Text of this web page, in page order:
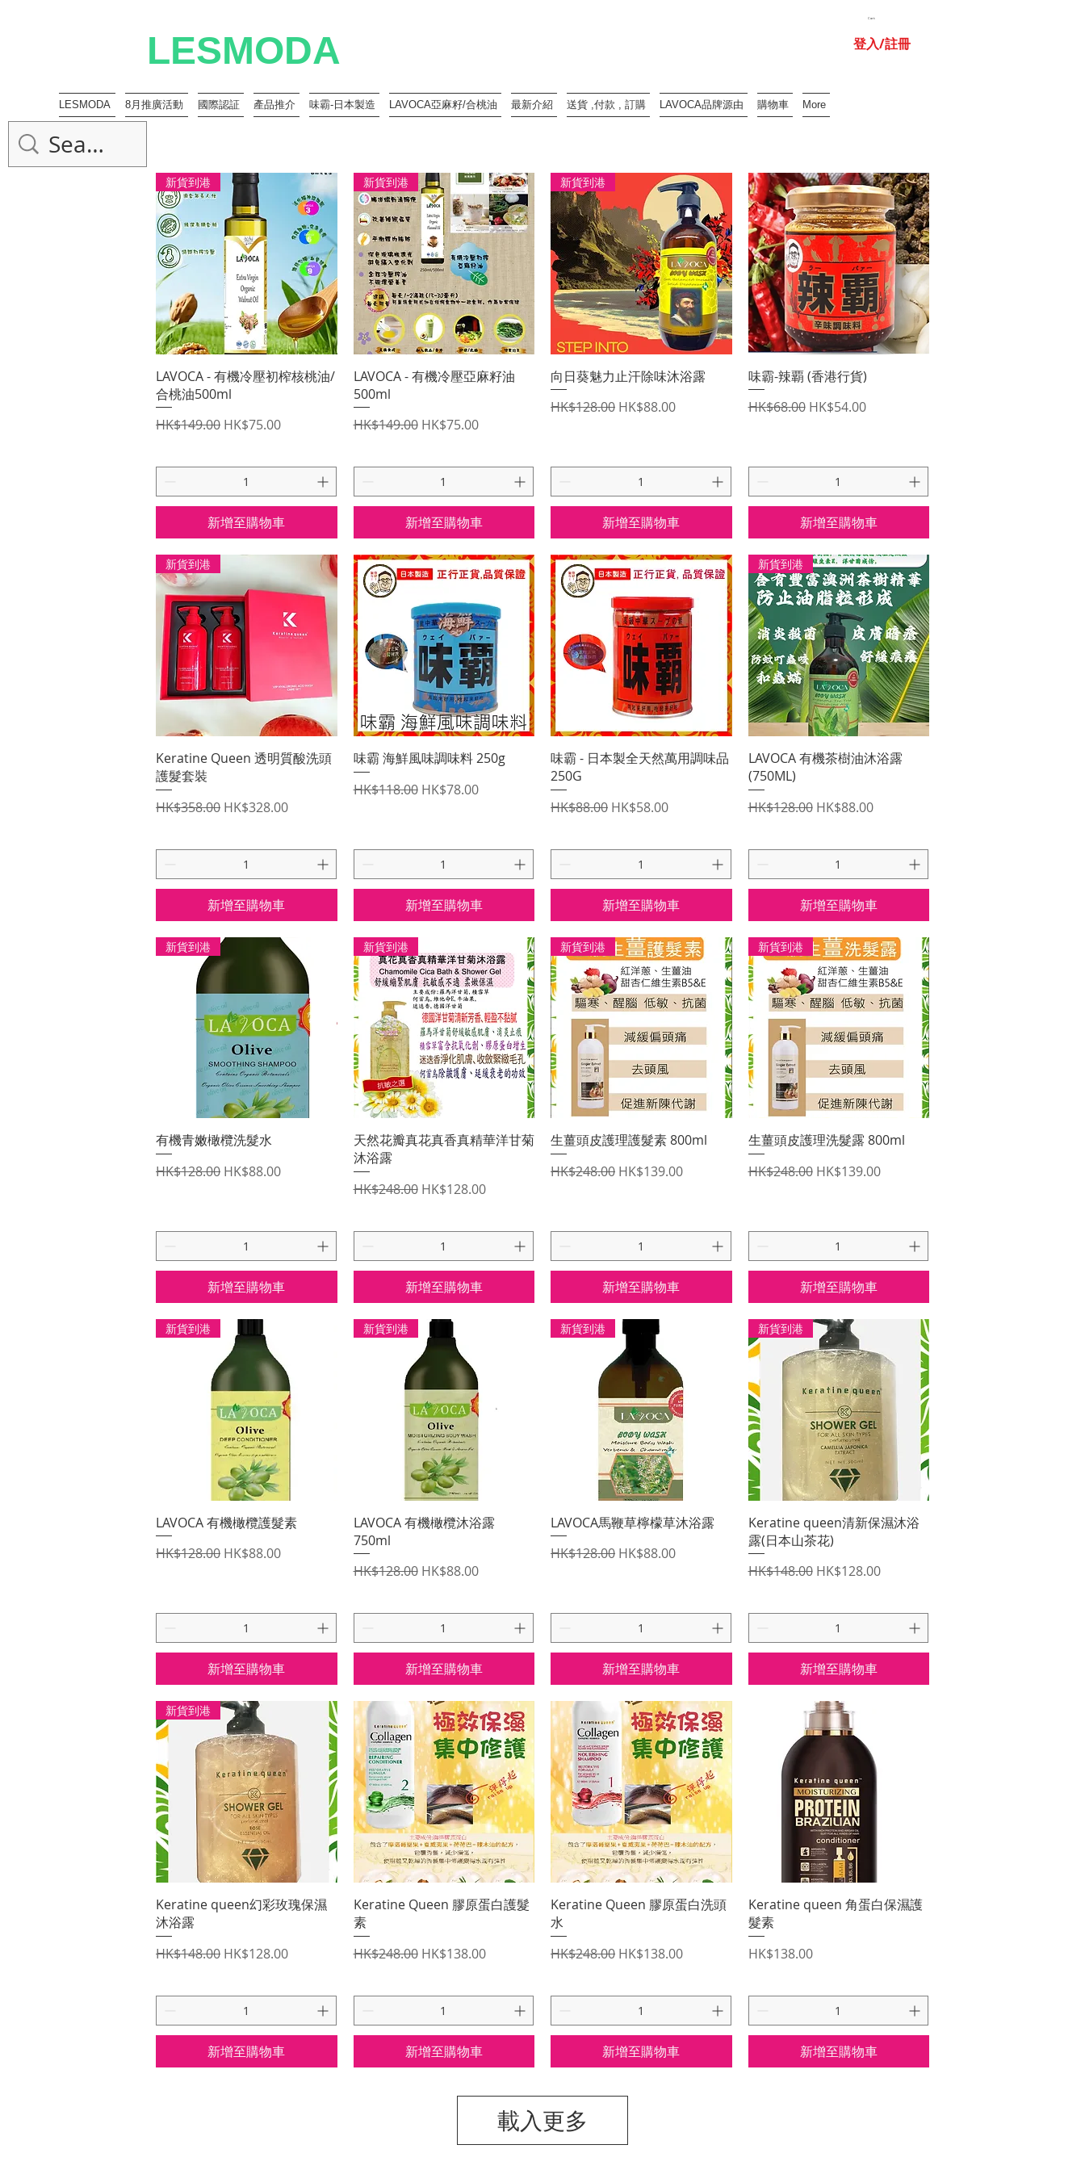
LESMODA
Cart:
登入/註冊
LESMODA 8月推廣活動 國際認証 產品推介 味霸-日本製造 LAVOCA亞麻籽/合桃油 最新介紹 送貨 ,付款 , 訂購 LAVOCA品牌源由 購物車 More
快速瀏覽
新貨到港
LAVOCA - 有機冷壓初榨核桃油/
合桃油500ml
一般價格
HK$149.00 促銷價格
HK$75.00
新增至購物車
快速瀏覽
新貨到港
LAVOCA - 有機冷壓亞麻籽油
500ml
一般價格
HK$149.00 促銷價格
HK$75.00
新增至購物車
快速瀏覽
新貨到港
向日葵魅力止汗除味沐浴露
一般價格
HK$128.00 促銷價格
HK$88.00
新增至購物車
快速瀏覽
味霸-辣覇 (香港行貨)
一般價格
HK$68.00 促銷價格
HK$54.00
新增至購物車
快速瀏覽
新貨到港
Keratine Queen 透明質酸洗頭
護髮套裝
一般價格
HK$358.00 促銷價格
HK$328.00
新增至購物車
快速瀏覽
味霸 海鮮風味調味料 250g
一般價格
HK$118.00 促銷價格
HK$78.00
新增至購物車
快速瀏覽
味霸 - 日本製全天然萬用調味品
250G
一般價格
HK$88.00 促銷價格
HK$58.00
新增至購物車
快速瀏覽
新貨到港
LAVOCA 有機茶樹油沐浴露
(750ML)
一般價格
HK$128.00 促銷價格
HK$88.00
新增至購物車
快速瀏覽
新貨到港
有機青嫩橄欖洗髮水
一般價格
HK$128.00 促銷價格
HK$88.00
新增至購物車
快速瀏覽
新貨到港
天然花瓣真花真香真精華洋甘菊
沐浴露
一般價格
HK$248.00 促銷價格
HK$128.00
新增至購物車
快速瀏覽
新貨到港
生薑頭皮護理護髮素 800ml
一般價格
HK$248.00 促銷價格
HK$139.00
新增至購物車
快速瀏覽
新貨到港
生薑頭皮護理洗髮露 800ml
一般價格
HK$248.00 促銷價格
HK$139.00
新增至購物車
快速瀏覽
新貨到港
LAVOCA 有機橄欖護髮素
一般價格
HK$128.00 促銷價格
HK$88.00
新增至購物車
快速瀏覽
新貨到港
LAVOCA 有機橄欖沐浴露
750ml
一般價格
HK$128.00 促銷價格
HK$88.00
新增至購物車
快速瀏覽
新貨到港
LAVOCA馬鞭草檸檬草沐浴露
一般價格
HK$128.00 促銷價格
HK$88.00
新增至購物車
快速瀏覽
新貨到港
Keratine queen清新保濕沐浴
露(日本山茶花)
一般價格
HK$148.00 促銷價格
HK$128.00
新增至購物車
快速瀏覽
新貨到港
Keratine queen幻彩玫瑰保濕
沐浴露
一般價格
HK$148.00 促銷價格
HK$128.00
新增至購物車
快速瀏覽
Keratine Queen 膠原蛋白護髮
素
一般價格
HK$248.00 促銷價格
HK$138.00
新增至購物車
快速瀏覽
Keratine Queen 膠原蛋白洗頭
水
一般價格
HK$248.00 促銷價格
HK$138.00
新增至購物車
快速瀏覽
Keratine queen 角蛋白保濕護
髮素
價格
HK$138.00
新增至購物車
載入更多